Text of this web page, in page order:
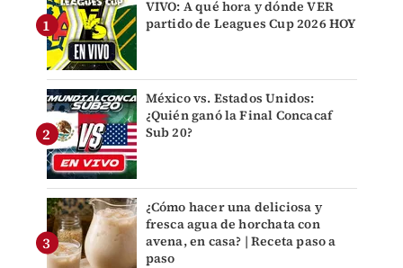
VIVO: A qué hora y dónde VER
partido de Leagues Cup 2026 HOY
México vs. Estados Unidos:
¿Quién ganó la Final Concacaf
Sub 20?
¿Cómo hacer una deliciosa y
fresca agua de horchata con
avena, en casa? | Receta paso a
paso